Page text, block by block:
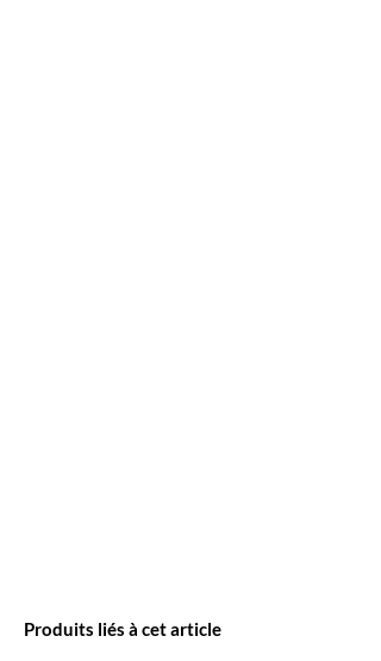
Produits liés à cet article